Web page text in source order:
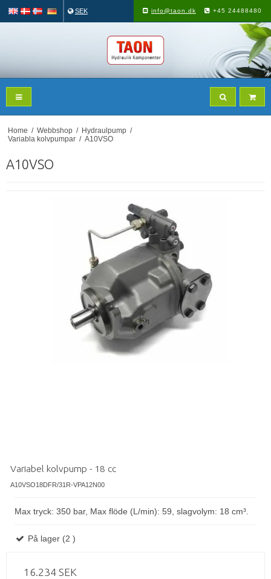
SEK info@taon.dk +45 24488480
Home / Webbshop / Hydraulpump /
Variabla kolvpumpar / A10VSO
A10VSO
Variabel kolvpump - 18 cc
A10VSO18DFR/31R-VPA12N00
Max tryck: 350 bar, Max flöde (L/min): 59, slagvolym: 18 cm³.
På lager (2 )
16.234 SEK